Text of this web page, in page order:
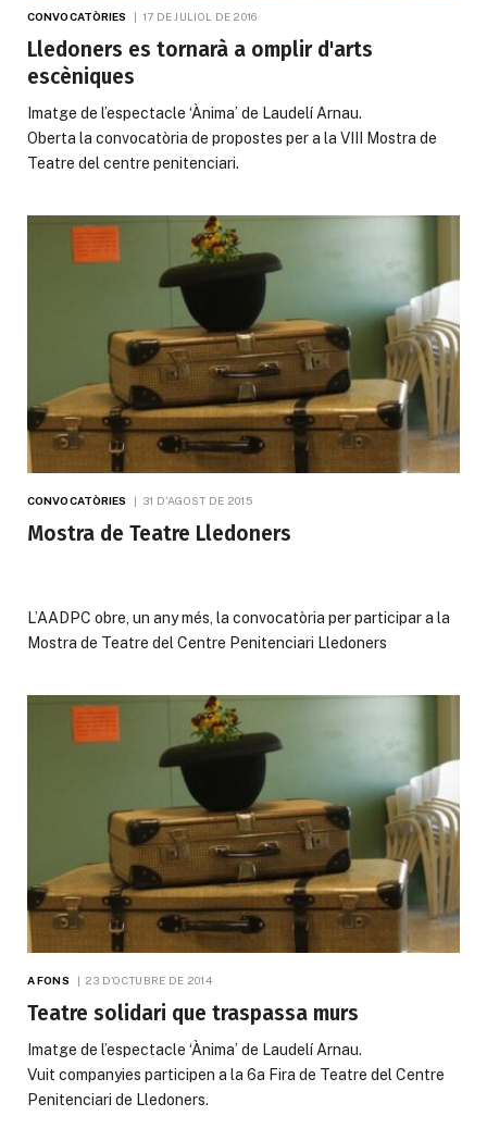
CONVOCATÒRIES 17 DE JULIOL DE 2016
Lledoners es tornarà a omplir d'arts
escèniques
Imatge de l’espectacle ‘Ànima’ de Laudelí Arnau.
Oberta la convocatòria de propostes per a la VIII Mostra de
Teatre del centre penitenciari.
CONVOCATÒRIES 31 D'AGOST DE 2015
Mostra de Teatre Lledoners
L’AADPC obre, un any més, la convocatòria per participar a la
Mostra de Teatre del Centre Penitenciari Lledoners
A FONS 23 D'OCTUBRE DE 2014
Teatre solidari que traspassa murs
Imatge de l’espectacle ‘Ànima’ de Laudelí Arnau.
Vuit companyies participen a la 6a Fira de Teatre del Centre
Penitenciari de Lledoners.